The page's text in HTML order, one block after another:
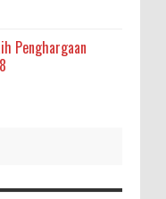
Penghargaan